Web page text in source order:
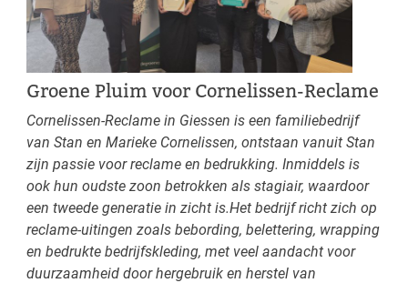
Groene Pluim voor Cornelissen-Reclame
Cornelissen-Reclame in Giessen is een familiebedrijf
van Stan en Marieke Cornelissen, ontstaan vanuit Stan
zijn passie voor reclame en bedrukking. Inmiddels is
ook hun oudste zoon betrokken als stagiair, waardoor
een tweede generatie in zicht is.Het bedrijf richt zich op
reclame-uitingen zoals bebording, belettering, wrapping
en bedrukte bedrijfskleding, met veel aandacht voor
duurzaamheid door hergebruik en herstel van